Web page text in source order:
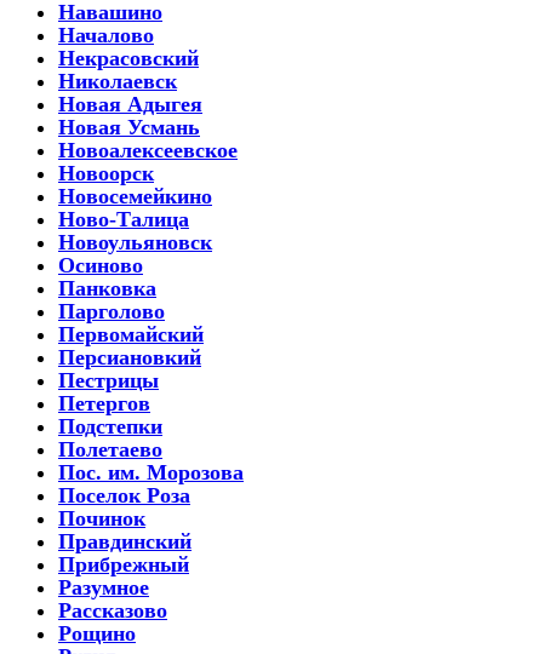
Навашино
Началово
Некрасовский
Николаевск
Новая Адыгея
Новая Усмань
Новоалексеевское
Новоорск
Новосемейкино
Ново-Талица
Новоульяновск
Осиново
Панковка
Парголово
Первомайский
Персиановкий
Пестрицы
Петергов
Подстепки
Полетаево
Пос. им. Морозова
Поселок Роза
Починок
Правдинский
Прибрежный
Разумное
Рассказово
Рощино